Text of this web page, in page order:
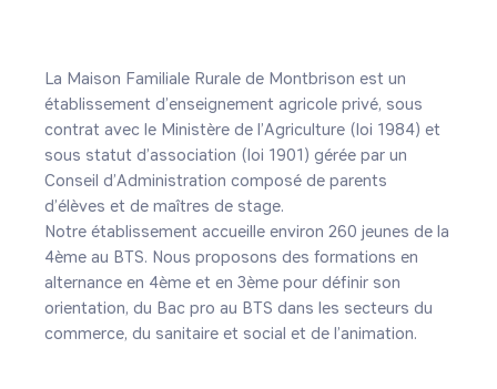
La Maison Familiale Rurale de Montbrison est un
établissement d’enseignement agricole privé, sous
contrat avec le Ministère de l’Agriculture (loi 1984) et
sous statut d’association (loi 1901) gérée par un
Conseil d’Administration composé de parents
d’élèves et de maîtres de stage.
Notre établissement accueille environ 260 jeunes de la
4ème au BTS. Nous proposons des formations en
alternance en 4ème et en 3ème pour définir son
orientation, du Bac pro au BTS dans les secteurs du
commerce, du sanitaire et social et de l’animation.